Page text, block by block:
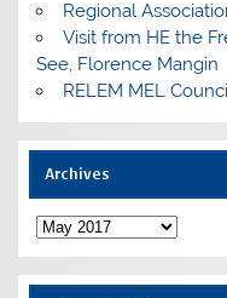
Regional
Visit from HE the
See, Florence Mangin
RELEM MEL
Archives
Archives